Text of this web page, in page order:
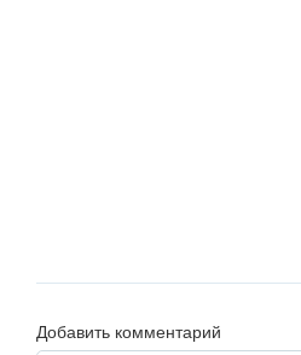
Добавить комментарий